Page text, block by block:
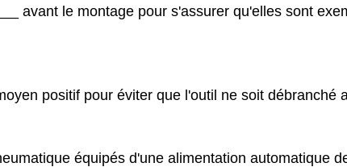
avant le montage pour s'assurer qu'elles sont
positif pour éviter que l'outil ne soit débranché
équipés d'une alimentation automatique